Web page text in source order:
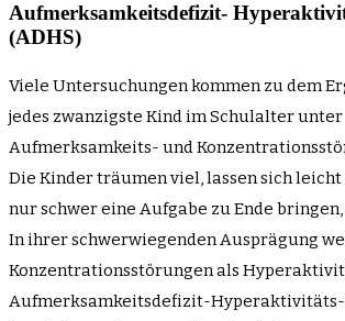
Aufmerksamkeitsdefizit-
(ADHS)
Viele Untersuchungen kommen zu dem
jedes zwanzigste Kind im Schulalter unter
Aufmerksamkeits- und
Die Kinder träumen viel, lassen sich leicht
nur schwer eine Aufgabe zu Ende
In ihrer schwerwiegenden Ausprägung
Konzentrationsstörungen als
Aufmerksamkeitsdefizit-Hyperaktivitäts-